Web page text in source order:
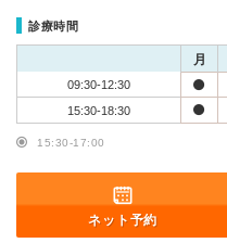
診療時間
月
09:30-12:30
15:30-18:30
15:30-17:00
ネット予約